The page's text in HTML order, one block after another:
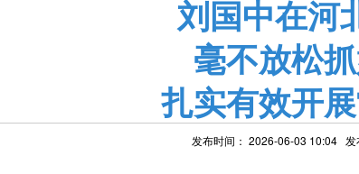
刘国中在河
毫不放松
扎实有效开
发布时间： 2026-06-03 10:04 发